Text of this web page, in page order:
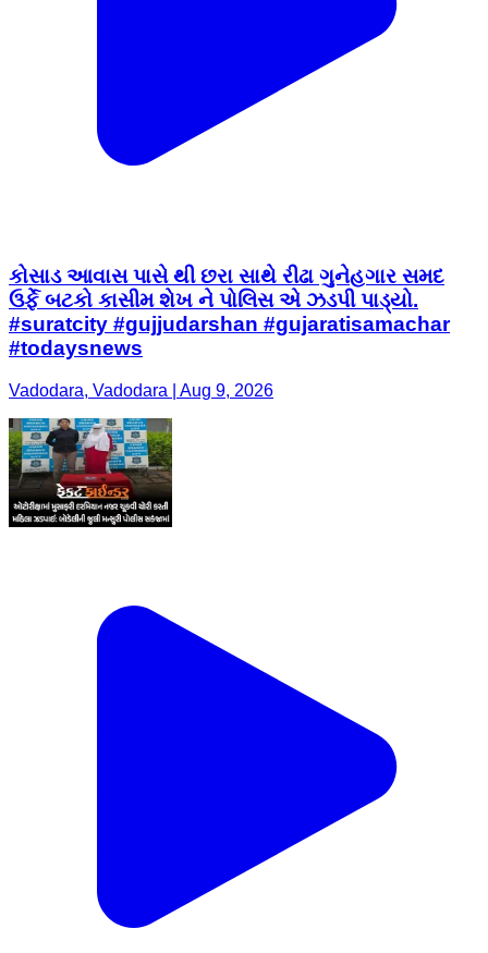
કોસાડ આવાસ પાસે થી છરા સાથે રીઢા ગુનેહગાર સમદ
ઉર્ફે બટકો કાસીમ શેખ ને પોલિસ એ ઝડપી પાડ્યો.
#suratcity #gujjudarshan #gujaratisamachar
#todaysnews
Vadodara, Vadodara | Aug 9, 2026